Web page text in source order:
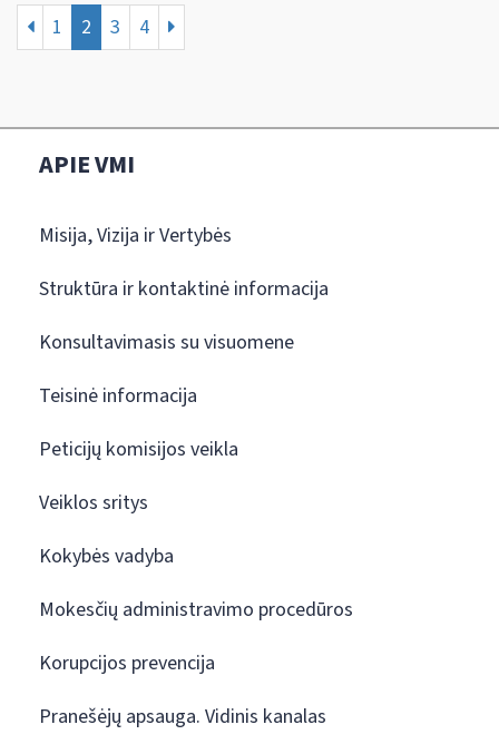
1 2 3 4
APIE VMI
Misija, Vizija ir Vertybės
Struktūra ir kontaktinė informacija
Konsultavimasis su visuomene
Teisinė informacija
Peticijų komisijos veikla
Veiklos sritys
Kokybės vadyba
Mokesčių administravimo procedūros
Korupcijos prevencija
Pranešėjų apsauga. Vidinis kanalas